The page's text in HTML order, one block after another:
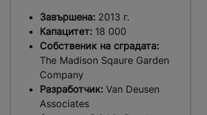
Завършена: 2013 г.
Капацитет: 18 000
Собственик на сградата:
The Madison Sqaure Garden
Company
Разработчик: Van Deusen
Associates